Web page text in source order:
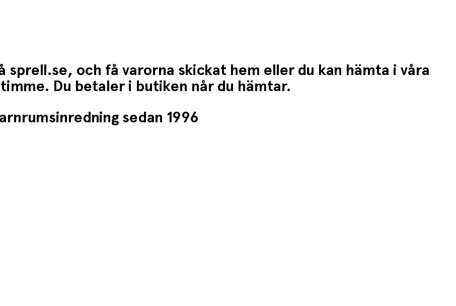
sprell.se, och få varorna skickat hem eller du kan hämta i våra
Du betaler i butiken når du hämtar.
sedan 1996